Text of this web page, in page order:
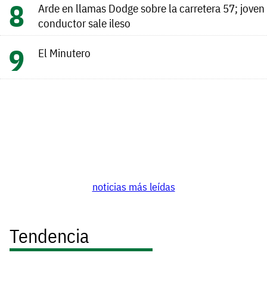
Arde en llamas Dodge sobre la carretera 57; joven
conductor sale ileso
El Minutero
noticias más leídas
Tendencia